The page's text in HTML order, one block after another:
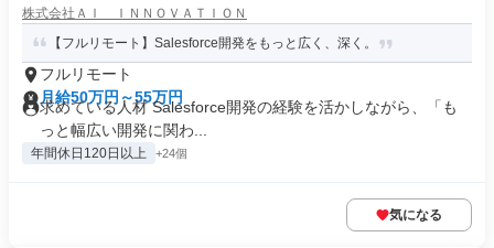
株式会社ＡＩ ＩＮＮＯＶＡＴＩＯＮ
【フルリモート】Salesforce開発をもっと広く、深く。
フルリモート
月給50万円～55万円
求めている人材 Salesforce開発の経験を活かしながら、「も
っと幅広い開発に関わ...
年間休日120日以上 +24個
気になる